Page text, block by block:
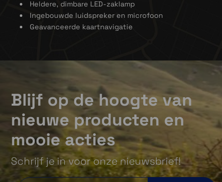
Heldere, dimbare LED-zaklamp
Ingebouwde luidspreker en microfoon
Geavanceerde kaartnavigatie
Blijf op de hoogte van
nieuwe producten en
mooie acties
Schrijf je in voor onze nieuwsbrief!